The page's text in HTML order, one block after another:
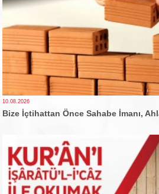
10.08.2026
Bize İçtihattan Önce Sahabe İmanı,